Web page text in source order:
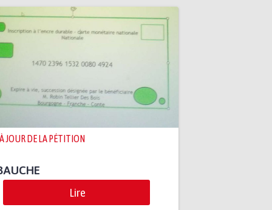
JOUR DE LA PÉTITION
Lire